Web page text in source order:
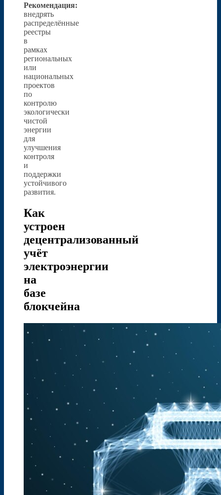
Рекомендация:
внедрять
распределённые
реестры
в
рамках
региональных
или
национальных
проектов
по
контролю
экологически
чистой
энергии
для
улучшения
контроля
и
поддержки
устойчивого
развития.
Как
устроен
децентрализованный
учёт
электроэнергии
на
базе
блокчейна